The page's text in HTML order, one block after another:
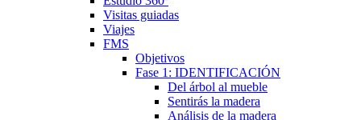
Visitas guiadas
Viajes
FMS
Objetivos
Fase 1: IDENTIFICACIÓN
Del árbol al mueble
Sentirás la madera
Análisis de la madera